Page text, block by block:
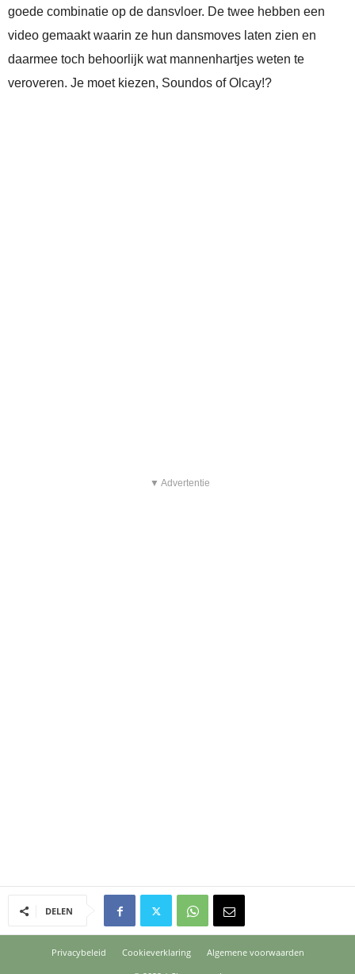
goede combinatie op de dansvloer. De twee hebben een
video gemaakt waarin ze hun dansmoves laten zien en
daarmee toch behoorlijk wat mannenhartjes weten te
veroveren. Je moet kiezen, Soundos of Olcay!?
▼ Advertentie
DELEN
Privacybeleid Cookieverklaring
Algemene voorwaarden